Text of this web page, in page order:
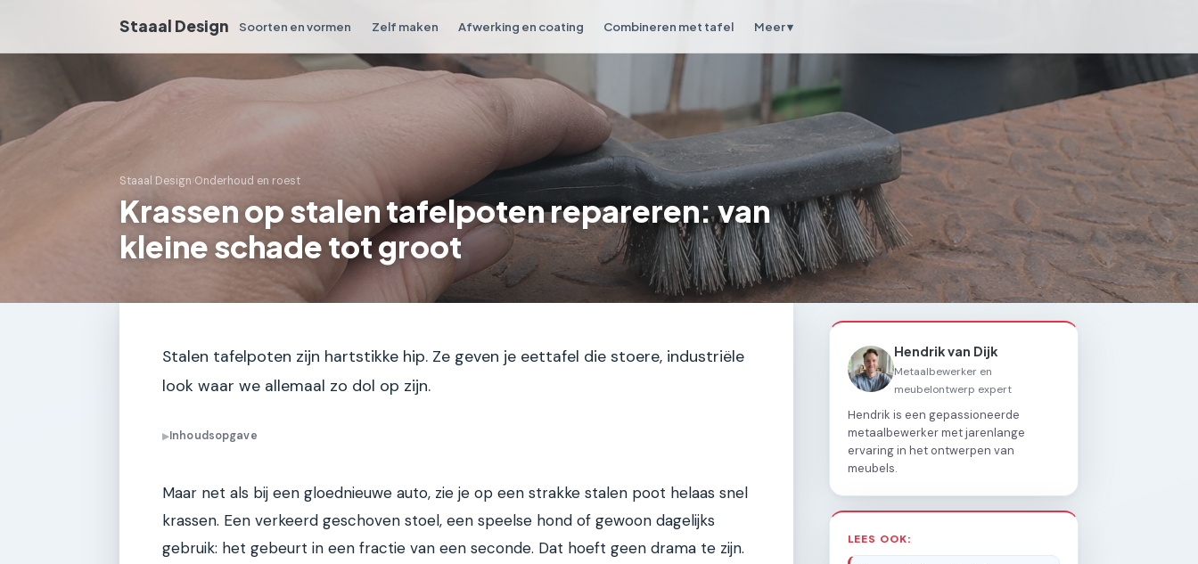
Staaal Design Soorten en vormen Zelf maken Afwerking en coating Combineren met tafel Meer ▾
Staaal Design›Onderhoud en roest
Krassen op stalen tafelpoten repareren: van
kleine schade tot groot
Stalen tafelpoten zijn hartstikke hip. Ze geven je eettafel die stoere, industriële
look waar we allemaal zo dol op zijn.
▶Inhoudsopgave
Maar net als bij een gloednieuwe auto, zie je op een strakke stalen poot helaas snel
krassen. Een verkeerd geschoven stoel, een speelse hond of gewoon dagelijks
gebruik: het gebeurt in een fractie van een seconde. Dat hoeft geen drama te zijn.
Hendrik van Dijk
Metaalbewerker en
meubelontwerp expert
Hendrik is een gepassioneerde
metaalbewerker met jarenlange
ervaring in het ontwerpen van
meubels.
LEES OOK: